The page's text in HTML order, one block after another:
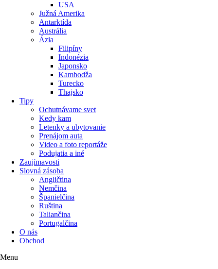
USA
Južná Amerika
Antarktída
Austrália
Ázia
Filipíny
Indonézia
Japonsko
Kambodža
Turecko
Thajsko
Tipy
Ochutnávame svet
Kedy kam
Letenky a ubytovanie
Prenájom auta
Video a foto reportáže
Podujatia a iné
Zaujímavosti
Slovná zásoba
Angličtina
Nemčina
Španielčina
Ruština
Taliančina
Portugalčina
O nás
Obchod
Menu